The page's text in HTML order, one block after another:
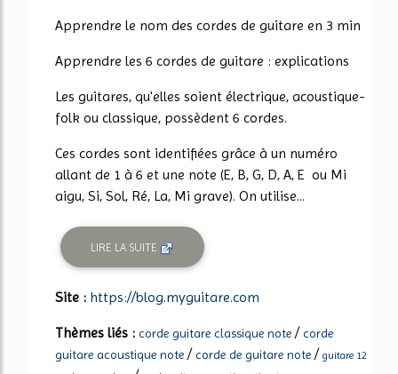
Apprendre le nom des cordes de guitare en 3 min
Apprendre les 6 cordes de guitare : explications
Les guitares, qu'elles soient électrique, acoustique-
folk ou classique, possèdent 6 cordes.
Ces cordes sont identifiées grâce à un numéro
allant de 1 à 6 et une note (E, B, G, D, A, E ou Mi
aigu, Si, Sol, Ré, La, Mi grave). On utilise...
LIRE LA SUITE
Site : https://blog.myguitare.com
Thèmes liés : corde guitare classique note /corde
guitare acoustique note /corde de guitare note / guitare 12